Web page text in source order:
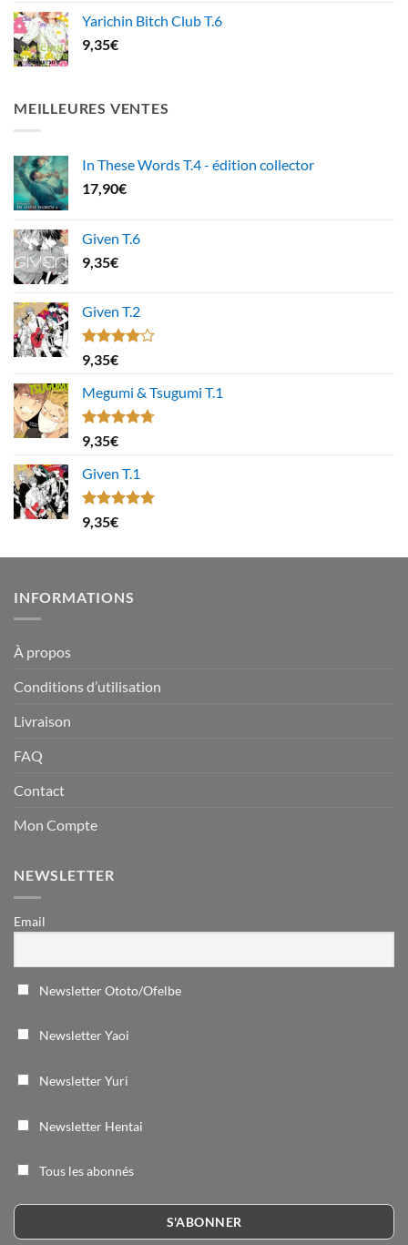
Yarichin Bitch Club T.6
9,35€
MEILLEURES VENTES
In These Words T.4 - édition collector
17,90€
Given T.6
9,35€
Given T.2
Note
4.00
5
9,35€
Megumi & Tsugumi T.1
Note4.67
sur 5
9,35€
Given T.1
Note5.00
sur 5
9,35€
INFORMATIONS
À propos
Conditions d’utilisation
Livraison
FAQ
Contact
Mon Compte
NEWSLETTER
Email
Newsletter Ototo/Ofelbe
Newsletter Yaoi
Newsletter Yuri
Newsletter Hentai
Tous les abonnés